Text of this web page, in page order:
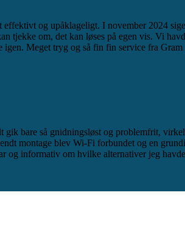
og upåklageligt. I november 2024
om, det kan løses på egen vis. Vi
Meget tryg og så fin fin service fra
bare så gnidningsløst og problemfrit,
montage blev Wi-Fi forbundet og en
og informativ om hvilke alternativer jeg